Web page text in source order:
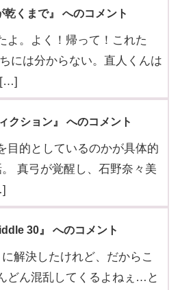
乾くまで』 へのコメント
よ。よく！帰って！これた
には分からない。直人くんは
[…]
クション』 へのコメント
目的としているのかが具体的
真弓が覚醒し、石野奈々美
30』 へのコメント
解決したけれど、だからこ
どん混乱してくるよねぇ…と